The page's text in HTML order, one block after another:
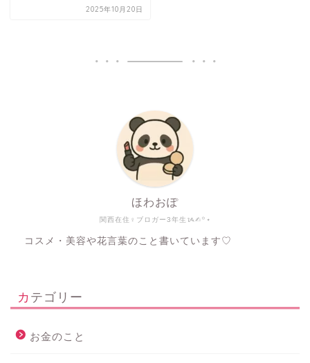
2025年10月20日
関西在住♀ブロガー3年生ᝰ✍︎꙳⋆
ほわおぽ
コスメ・美容や花言葉のこと書いています♡
カテゴリー
お金のこと